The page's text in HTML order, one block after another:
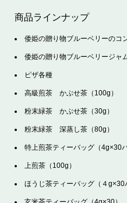
商品ラインナップ
倭姫の贈り物ブルーベリーのコ
倭姫の贈り物ブルーベリージャ
ピザ各種
高級煎茶 かぶせ茶（100g）
粉末緑茶 かぶせ茶（30g）
粉末緑茶 深蒸し茶（80g）
特上煎茶ティーバッグ（4g×30バ
上煎茶（100g）
ほうじ茶ティーバッグ（４g×30